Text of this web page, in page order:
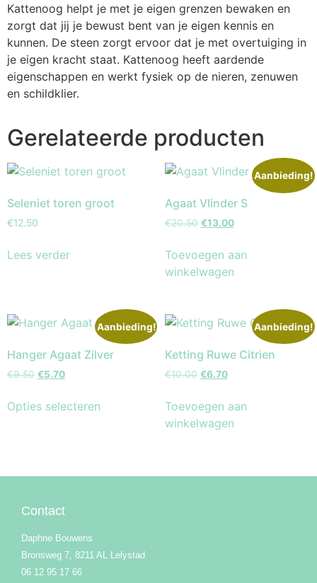
Kattenoog helpt je met je eigen grenzen bewaken en
zorgt dat jij je bewust bent van je eigen kennis en
kunnen. De steen zorgt ervoor dat je met overtuiging in
je eigen kracht staat. Kattenoog heeft aardende
eigenschappen en werkt fysiek op de nieren, zenuwen
en schildklier.
Gerelateerde producten
Seleniet toren groot
€12.50
Lees verder
Aanbieding!
Agaat Vlinder S
€20.50 €13.00
Toevoegen aan
winkelwagen
Aanbieding!
Hanger Agaat Zilver
€9.50 €5.70
Opties selecteren
Aanbieding!
Ketting Ruwe Citrien
€10.00 €6.70
Toevoegen aan
winkelwagen
Contact
Daphne Bouwens
Bronsweg 7, 8211 AL Lelystad
06 12 95 17 66